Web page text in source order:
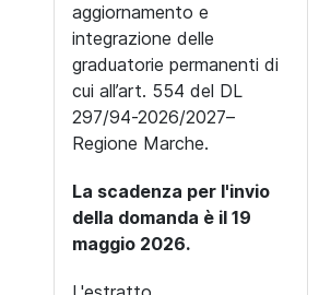
aggiornamento e
integrazione delle
graduatorie permanenti di
cui all’art. 554 del DL
297/94-2026/2027–
Regione Marche.
La scadenza per l'invio
della domanda è il 19
maggio 2026.